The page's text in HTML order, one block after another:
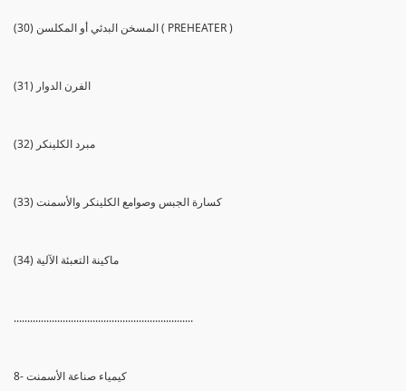
(30) المسخن البدئي أو المكلسن ( PREHEATER )
(31) الفرن الدوار
(32) مبرد الكلينكر
(33) كسارة الجبس وصوامع الكلينكر والأسمنت
(34) ماكينة التعبئة الآلية
..................................................................
8- كيمياء صناعة الأسمنت